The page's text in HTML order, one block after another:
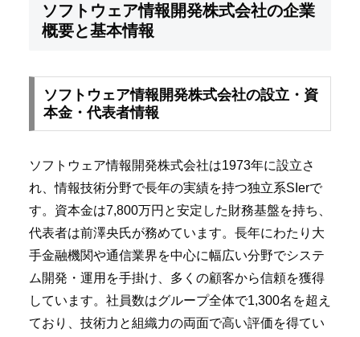
ソフトウェア情報開発株式会社の企業
概要と基本情報
ソフトウェア情報開発株式会社の設立・資
本金・代表者情報
ソフトウェア情報開発株式会社は1973年に設立さ
れ、情報技術分野で長年の実績を持つ独立系SIerで
す。資本金は7,800万円と安定した財務基盤を持ち、
代表者は前澤央氏が務めています。長年にわたり大
手金融機関や通信業界を中心に幅広い分野でシステ
ム開発・運用を手掛け、多くの顧客から信頼を獲得
しています。社員数はグループ全体で1,300名を超え
ており、技術力と組織力の両面で高い評価を得てい